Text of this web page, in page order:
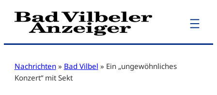
Zum
Inhalt
Nachrichten » Bad Vilbel » Ein „ungewöhnliches
Konzert“ mit Sekt